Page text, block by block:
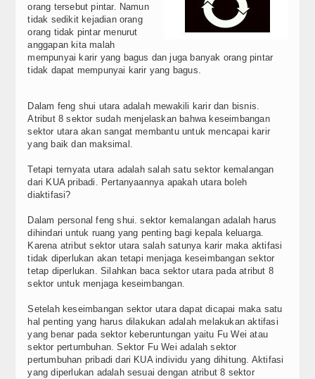
Berita
Simbol
Top Artikel
Tools
Cek Shio
Video
FAQ
Kontak
Blog
orang tersebut pintar. Namun
tidak sedikit kejadian orang
orang tidak pintar menurut
anggapan kita malah
mempunyai karir yang bagus dan juga banyak orang pintar
tidak dapat mempunyai karir yang bagus.
Dalam feng shui utara adalah mewakili karir dan bisnis.
Atribut 8 sektor sudah menjelaskan bahwa keseimbangan
sektor utara akan sangat membantu untuk mencapai karir
yang baik dan maksimal.
Tetapi ternyata utara adalah salah satu sektor kemalangan
dari KUA pribadi. Pertanyaannya apakah utara boleh
diaktifasi?
Dalam personal feng shui. sektor kemalangan adalah harus
dihindari untuk ruang yang penting bagi kepala keluarga.
Karena atribut sektor utara salah satunya karir maka aktifasi
tidak diperlukan akan tetapi menjaga keseimbangan sektor
tetap diperlukan. Silahkan baca sektor utara pada atribut 8
sektor untuk menjaga keseimbangan.
Setelah keseimbangan sektor utara dapat dicapai maka satu
hal penting yang harus dilakukan adalah melakukan aktifasi
yang benar pada sektor keberuntungan yaitu Fu Wei atau
sektor pertumbuhan. Sektor Fu Wei adalah sektor
pertumbuhan pribadi dari KUA individu yang dihitung. Aktifasi
yang diperlukan adalah sesuai dengan atribut 8 sektor